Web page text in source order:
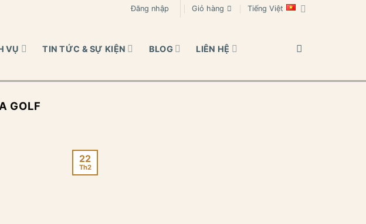
Đăng nhập Giỏ hàng Tiếng Việt
VỤ TIN TỨC & SỰ KIỆN BLOG LIÊN HỆ
GOLF
22
Th2